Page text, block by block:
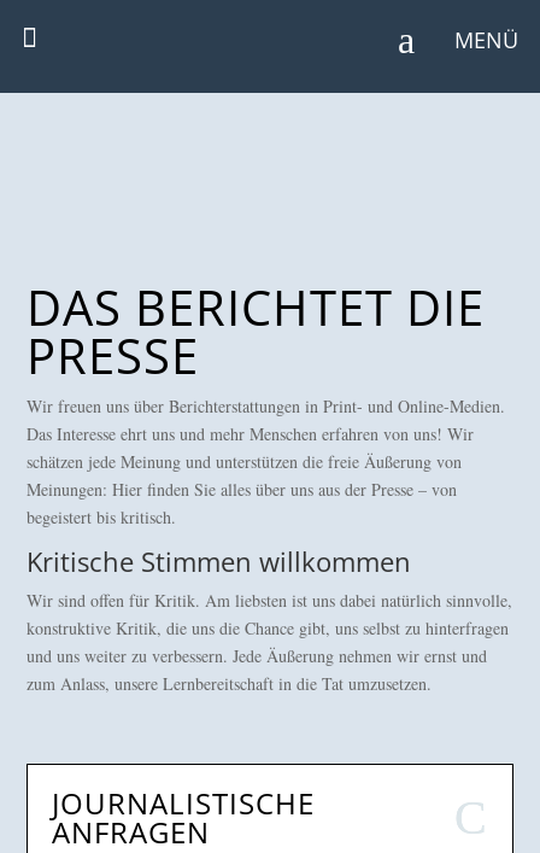
 MENÜ
DAS BERICHTET DIE
PRESSE
Wir freuen uns über Berichterstattungen in Print- und Online-Medien.
Das Interesse ehrt uns und mehr Menschen erfahren von uns! Wir
schätzen jede Meinung und unterstützen die freie Äußerung von
Meinungen: Hier finden Sie alles über uns aus der Presse – von
begeistert bis kritisch.
Kritische Stimmen willkommen
Wir sind offen für Kritik. Am liebsten ist uns dabei natürlich sinnvolle,
konstruktive Kritik, die uns die Chance gibt, uns selbst zu hinterfragen
und uns weiter zu verbessern. Jede Äußerung nehmen wir ernst und
zum Anlass, unsere Lernbereitschaft in die Tat umzusetzen.
JOURNALISTISCHE
ANFRAGEN